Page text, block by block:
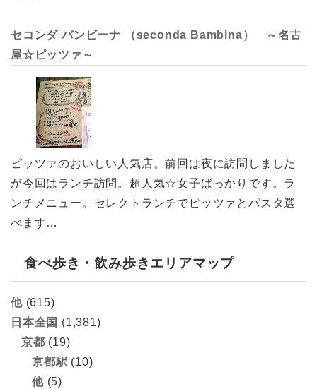
セコンダ バンビーナ （seconda Bambina） ～名古
屋☆ピッツァ～
ピッツァのおいしい人気店。前回は夜に訪問しました
が今回はランチ訪問。超人気☆女子ばっかりです。ラ
ンチメニュー。セレクトランチでピッツァとパスタ選
べます…
食べ歩き・飲み歩きエリアマップ
他(615)
日本全国 (1,381)
京都 (19)
京都駅 (10)
他(5)